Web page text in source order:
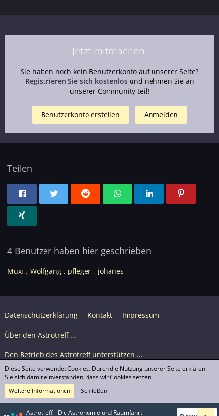
Jetzt mitmachen!
Sie haben noch kein Benutzerkonto auf unserer Seite?
Registrieren Sie sich kostenlosund nehmen Sie an
unserer Community teil!
Benutzerkonto erstellen Anmelden
Teilen
4 Benutzer haben hier geschrieben
Muxi Wolfgang pfleger johanes
Datenschutzerklärung Kontakt Impressum
Über den Astrotreff ...
Den Betrieb des Astrotreff unterstützen ...
Nutzungsbedingungen
© Astrotreff 2001-2026, lizenziert unter CC BY-SA,
Astrotreff - Die Astronomie und Raumfahrt
Diese Seite verwendet Cookies. Durch die Nutzung unserer Seite erklären
Sie sich damit einverstanden, dass wir Cookies setzen.
Weitere Informationen
Schließen